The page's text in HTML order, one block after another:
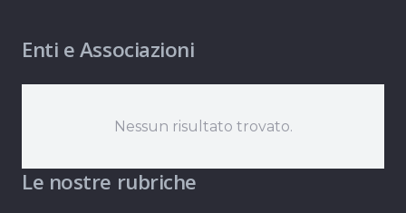
Enti e Associazioni
Nessun risultato trovato.
Le nostre rubriche